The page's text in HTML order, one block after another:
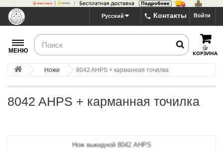
Войти
Контакты
Русский
КОРЗИНА
МЕНЮ
Ножи 8042 AHPS + карманная точилка
8042 AHPS + карманная точилка
Нож выкидной 8042 AHPS